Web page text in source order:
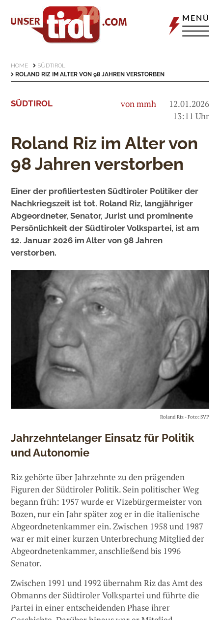
MENÜ
HOME
SÜDTIROL
ROLAND RIZ IM ALTER VON 98 JAHREN VERSTORBEN
SÜDTIROL von mmh
12.01.2026
13:11 Uhr
Roland Riz im Alter von
98 Jahren verstorben
Einer der profiliertesten Südtiroler Politiker der
Nachkriegszeit ist tot. Roland Riz, langjähriger
Abgeordneter, Senator, Jurist und prominente
Persönlichkeit der Südtiroler Volkspartei, ist am
12. Januar 2026 im Alter von 98 Jahren
verstorben.
Roland Riz - Foto: SVP
Jahrzehntelanger Einsatz für Politik
und Autonomie
Riz gehörte über Jahrzehnte zu den prägenden
Figuren der Südtiroler Politik. Sein politischer Weg
begann früh: 1957 wurde er Vizebürgermeister von
Bozen, nur ein Jahr später zog er in die italienische
Abgeordnetenkammer ein. Zwischen 1958 und 1987
war er mit einer kurzen Unterbrechung Mitglied der
Abgeordnetenkammer, anschließend bis 1996
Senator.
Zwischen 1991 und 1992 übernahm Riz das Amt des
Obmanns der Südtiroler Volkspartei und führte die
Partei in einer entscheidenden Phase ihrer